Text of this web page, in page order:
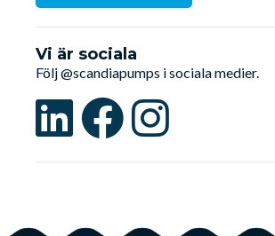
Vi är sociala
Följ @scandiapumps i sociala medier.